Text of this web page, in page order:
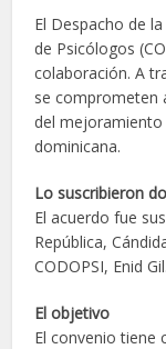
El Despacho de
de Psicólogos
colaboración. A
se comprometen
del
dominicana.
Lo suscribieron
El acuerdo fue
República,
CODOPSI, Enid Gil.
El objetivo
El convenio